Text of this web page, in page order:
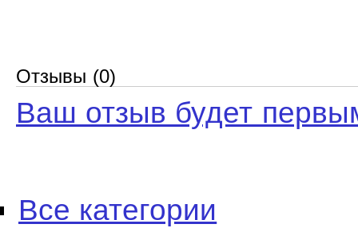
Отзывы (0)
Ваш отзыв будет
Все категории